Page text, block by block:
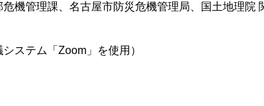
危機管理課、名古屋市防災危機管理局、国土地理院
ステム「Zoom」を使用）